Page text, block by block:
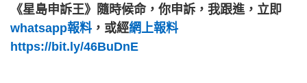
《星島申訴王》隨時候命，你申訴，我跟進，立即
whatsapp報料，或經網上報料
https://bit.ly/46BuDnE